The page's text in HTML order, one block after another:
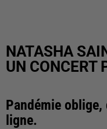
NATASHA
UN CONCERT
Pandémie oblige,
ligne.